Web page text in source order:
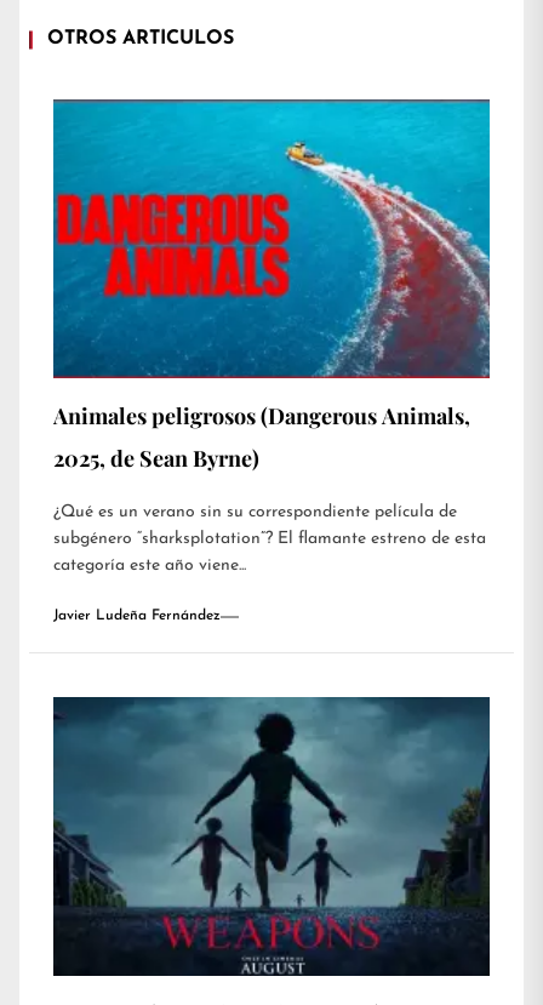
OTROS ARTÍCULOS
Animales peligrosos (Dangerous Animals,
2025, de Sean Byrne)
¿Qué es un verano sin su correspondiente película de
subgénero “sharksplotation”? El flamante estreno de esta
categoría este año viene...
Javier Ludeña Fernández